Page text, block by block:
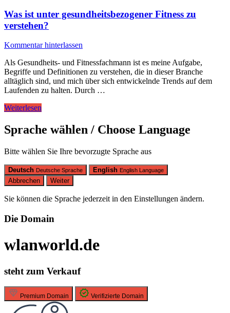
Was ist unter gesundheitsbezogener Fitness zu
verstehen?
Kommentar hinterlassen
Als Gesundheits- und Fitnessfachmann ist es meine Aufgabe,
Begriffe und Definitionen zu verstehen, die in dieser Branche
alltäglich sind, und mich über sich entwickelnde Trends auf dem
Laufenden zu halten. Durch …
Weiterlesen
Sprache wählen / Choose Language
Bitte wählen Sie Ihre bevorzugte Sprache aus
Deutsch Deutsche Sprache English English Language
Abbrechen Weiter
Sie können die Sprache jederzeit in den Einstellungen ändern.
Die Domain
wlanworld.de
steht zum Verkauf
Premium Domain Verifizierte Domain